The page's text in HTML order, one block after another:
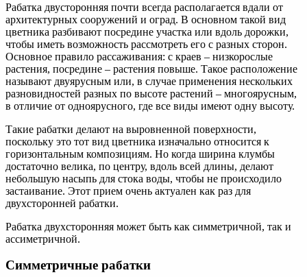
Рабатка двусторонняя почти всегда располагается вдали от
архитектурных сооружений и оград. В основном такой вид
цветника разбивают посредине участка или вдоль дорожки,
чтобы иметь возможность рассмотреть его с разных сторон.
Основное правило рассаживания: с краев – низкорослые
растения, посредине – растения повыше. Такое расположение
называют двуярусным или, в случае применения нескольких
разновидностей разных по высоте растений – многоярусным,
в отличие от одноярусного, где все виды имеют одну высоту.
Такие рабатки делают на выровненной поверхности,
поскольку это тот вид цветника изначально относится к
горизонтальным композициям. Но когда ширина клумбы
достаточно велика, по центру, вдоль всей длины, делают
небольшую насыпь для стока воды, чтобы не происходило
застаивание. Этот прием очень актуален как раз для
двухсторонней рабатки.
Рабатка двухсторонняя может быть как симметричной, так и
ассиметричной.
Симметричные рабатки